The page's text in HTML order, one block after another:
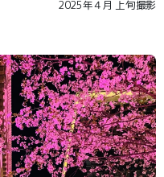
2025年４月 上旬撮影